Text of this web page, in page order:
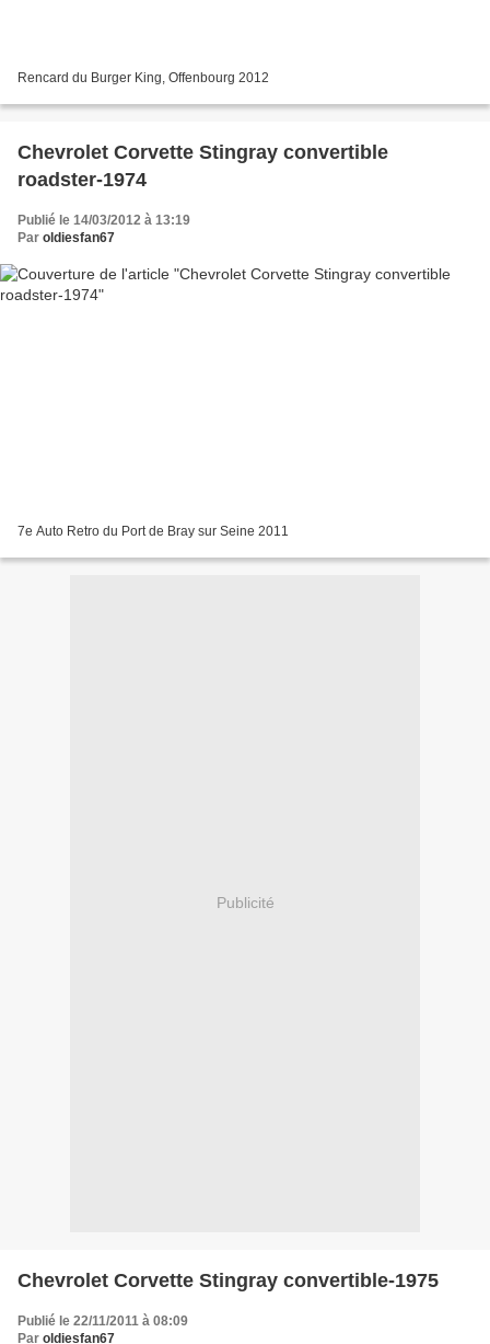
Rencard du Burger King, Offenbourg 2012
Chevrolet Corvette Stingray convertible
roadster-1974
Publié le 14/03/2012 à 13:19
Par oldiesfan67
7e Auto Retro du Port de Bray sur Seine 2011
Publicité
Chevrolet Corvette Stingray convertible-1975
Publié le 22/11/2011 à 08:09
Par oldiesfan67